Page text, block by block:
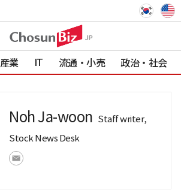
産業 IT 流通・小売 政治・社会
Noh Ja-woon Staff writer,
Stock News Desk